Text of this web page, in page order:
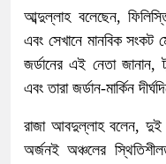
আব্দুল্লাহ বলেছেন,
এবং সেখানে মানবিক সংকট
জর্ডানের এই নেতা জানান,
এবং তারা জর্ডান-মার্কিন
রাজা আবদুল্লাহ বলেন, দুই
অর্জনই অঞ্চলের